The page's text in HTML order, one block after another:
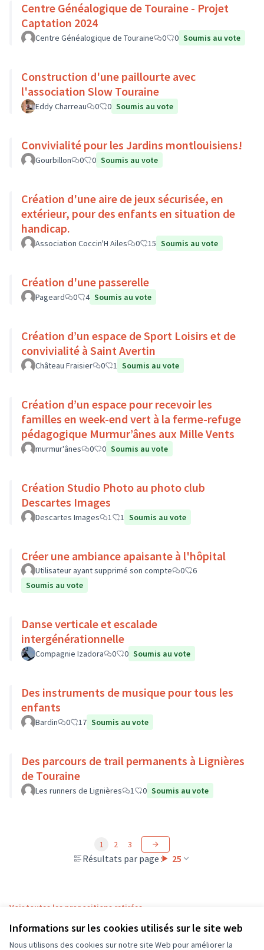
Informations sur les cookies utilisés sur le site web
Nous utilisons des cookies sur notre site Web pour améliorer la
Centre Généalogique de Touraine - Projet
Captation 2024
Centre Généalogique de Touraine 0 0 Soumis au vote
Construction d'une paillourte avec
l'association Slow Touraine
Eddy Charreau 0 0 Soumis au vote
Convivialité pour les Jardins montlouisiens!
Gourbillon 0 0 Soumis au vote
Création d'une aire de jeux sécurisée, en
extérieur, pour des enfants en situation de
handicap.
Association Coccin'H Ailes 0 15 Soumis au vote
Création d'une passerelle
Pageard 0 4 Soumis au vote
Création d’un espace de Sport Loisirs et de
convivialité à Saint Avertin
Château Fraisier 0 1 Soumis au vote
Création d’un espace pour recevoir les
familles en week-end vert à la ferme-refuge
pédagogique Murmur’ânes aux Mille Vents
murmur'ânes 0 0 Soumis au vote
Création Studio Photo au photo club
Descartes Images
Descartes Images 1 1 Soumis au vote
Créer une ambiance apaisante à l'hôpital
Utilisateur ayant supprimé son compte 0
6
Soumis au vote
Danse verticale et escalade
intergénérationnelle
Compagnie Izadora 0 0 Soumis au vote
Des instruments de musique pour tous les
enfants
Bardin 0 17 Soumis au vote
Des parcours de trail permanents à Lignières
de Touraine
Les runners de Lignières 1 0 Soumis au vote
Résultats par page : 25
1 2 3
Voir toutes les propositions retirées
Conditions d'utilisation